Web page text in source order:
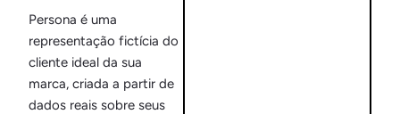
Persona é uma
representação fictícia do
cliente ideal da sua
marca, criada a partir de
dados reais sobre seus